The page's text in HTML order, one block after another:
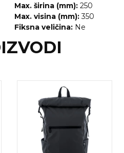
Max. širina (mm): 250
Max. visina (mm): 350
Fiksna veličina: Ne